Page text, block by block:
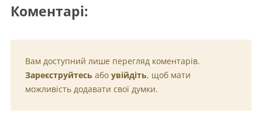
Коментарі:
Вам доступний лише перегляд коментарів.
Зареєструйтесь або увійдіть, щоб мати
можливість додавати свої думки.